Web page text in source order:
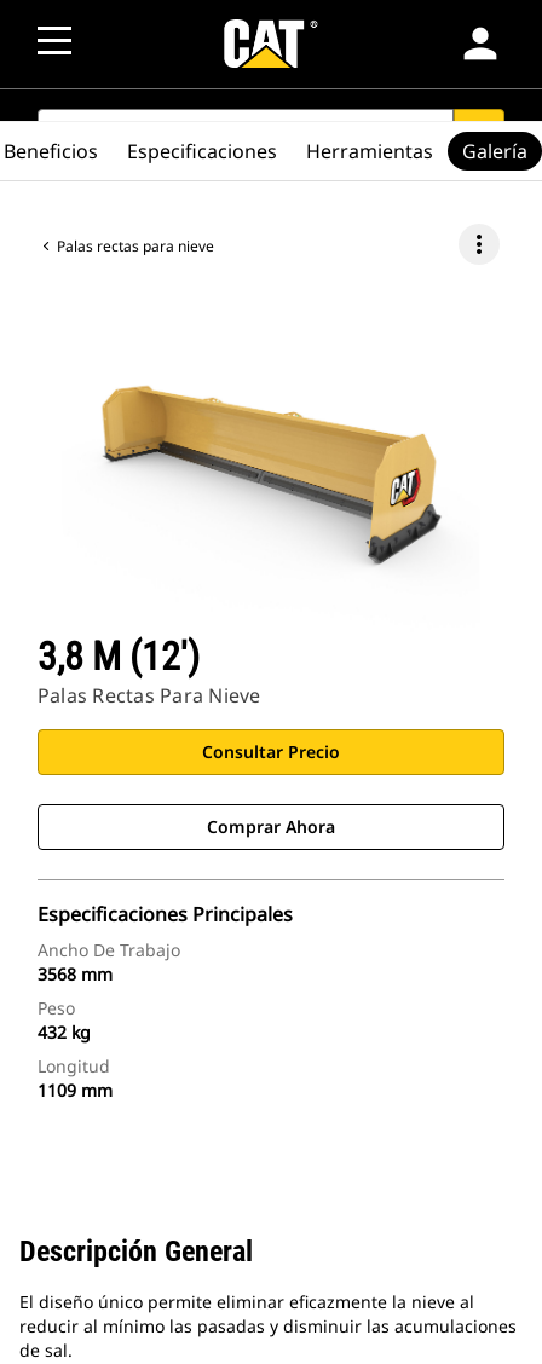
person
SEARCH search
Palas rectas para nieve more_vert
3,8 M (12')
Palas Rectas Para Nieve
Consultar Precio
Comprar Ahora
Especificaciones Principales
Ancho De Trabajo
3568 mm
Peso
432 kg
Longitud
1109 mm
Beneficios Especificaciones Herramientas Galería
Descripción General
El diseño único permite eliminar eficazmente la nieve al
reducir al mínimo las pasadas y disminuir las acumulaciones
de sal.